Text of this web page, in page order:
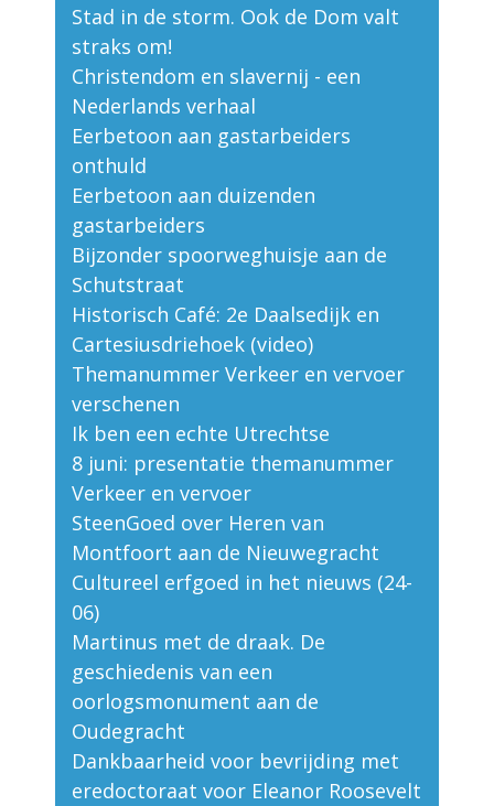
Stad in de storm. Ook de Dom valt
straks om!
Christendom en slavernij - een
Nederlands verhaal
Eerbetoon aan gastarbeiders
onthuld
Eerbetoon aan duizenden
gastarbeiders
Bijzonder spoorweghuisje aan de
Schutstraat
Historisch Café: 2e Daalsedijk en
Cartesiusdriehoek (video)
Themanummer Verkeer en vervoer
verschenen
Ik ben een echte Utrechtse
8 juni: presentatie themanummer
Verkeer en vervoer
SteenGoed over Heren van
Montfoort aan de Nieuwegracht
Cultureel erfgoed in het nieuws (24-
06)
Martinus met de draak. De
geschiedenis van een
oorlogsmonument aan de
Oudegracht
Dankbaarheid voor bevrijding met
eredoctoraat voor Eleanor Roosevelt